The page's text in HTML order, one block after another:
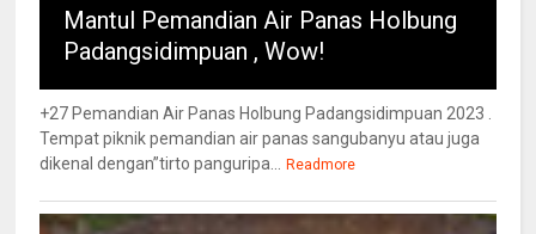
Mantul Pemandian Air Panas Holbung
Padangsidimpuan , Wow!
+27 Pemandian Air Panas Holbung Padangsidimpuan 2023 .
Tempat piknik pemandian air panas sangubanyu atau juga
dikenal dengan”tirto panguripa...
Readmore